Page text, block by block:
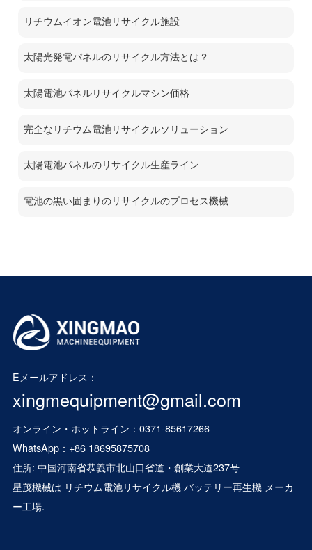
リチウムイオン電池リサイクル施設
太陽光発電パネルのリサイクル方法とは？
太陽電池パネルリサイクルマシン価格
完全なリチウム電池リサイクルソリューション
太陽電池パネルのリサイクル生産ライン
電池の黒い固まりのリサイクルのプロセス機械
Eメールアドレス：
xingmequipment@gmail.com
オンライン・ホットライン：0371-85617266
WhatsApp： +86 18695875708
住所: 中国河南省恭義市北山口省道・創業大道237号
星茂機械は リチウム電池リサイクル機バッテリー再生機メーカ
ー工場.